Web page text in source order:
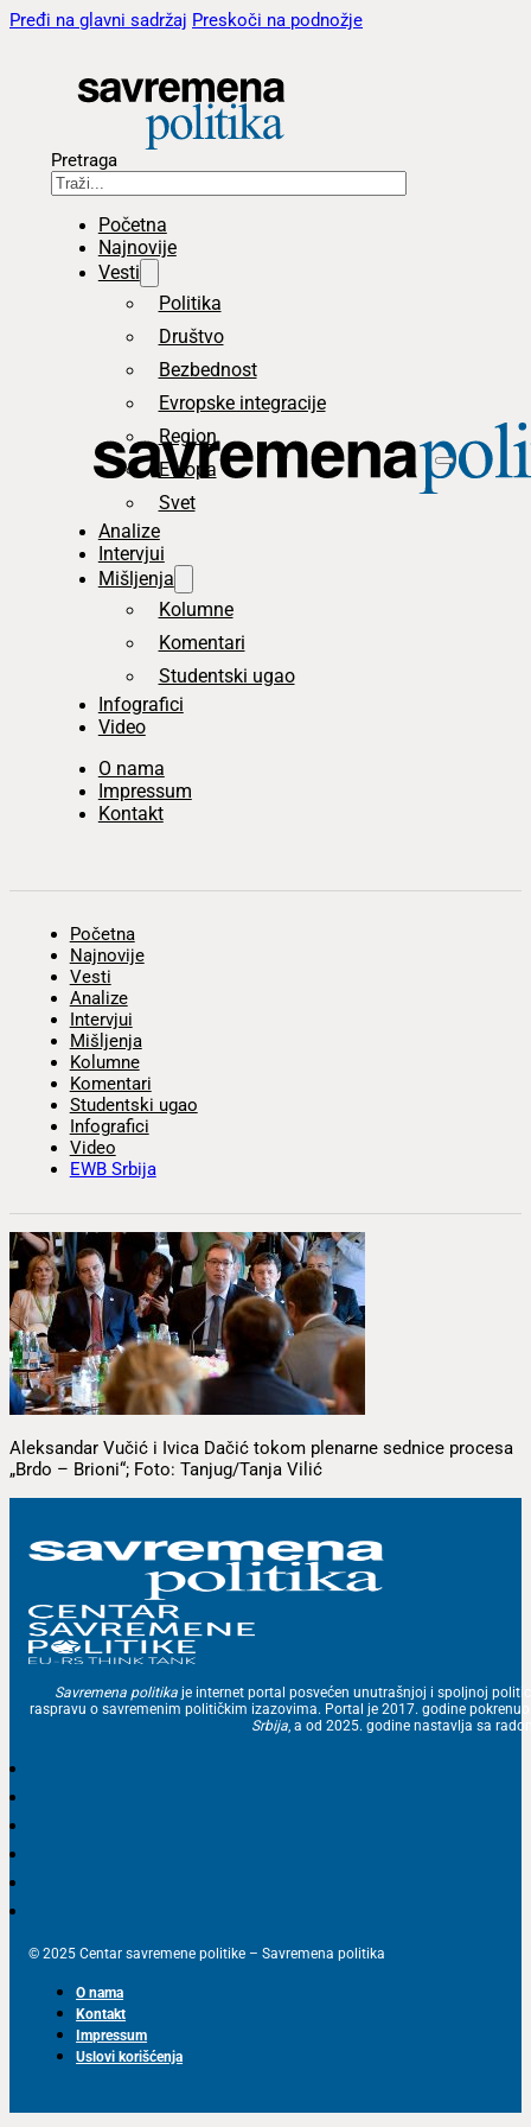
Pređi na glavni sadržaj Preskoči na podnožje
Pretraga
Početna
Najnovije
Vesti
Politika
Društvo
Bezbednost
Evropske integracije
Region
Evropa
Svet
Analize
Intervjui
Mišljenja
Kolumne
Komentari
Studentski ugao
Infografici
Video
O nama
Impressum
Kontakt
Početna
Najnovije
Vesti
Analize
Intervjui
Mišljenja
Kolumne
Komentari
Studentski ugao
Infografici
Video
EWB Srbija
Aleksandar Vučić i Ivica Dačić tokom plenarne sednice procesa
„Brdo – Brioni“; Foto: Tanjug/Tanja Vilić
Savremena politika je internet portal posvećen unutrašnjoj i spoljnoj
raspravu o savremenim političkim izazovima. Portal je 2017. godine
Srbija , a od 2025. godine nastavlja sa
© 2025 Centar savremene politike – Savremena politika
O nama
Kontakt
Impressum
Uslovi korišćenja